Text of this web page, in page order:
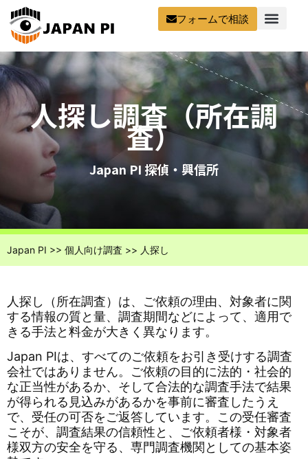
フォームで相談
人探し調査（所在調
査）
Japan PI 探偵・興信所
Japan PI >> 個人向け調査 >> 人探し
人探し（所在調査）は、ご依頼の理由、対象者に関
する情報の質と量、調査期間などによって、適用で
きる手法と料金が大きく異なります。
Japan PIは、すべてのご依頼をお引き受けする調査
会社ではありません。ご依頼の目的に法的・社会的
な正当性があるか、そして合法的な調査手法で結果
が得られる見込みがあるかを事前に審査したうえ
で、受任の可否をご返答しています。この受任審査
こそが、調査結果の信頼性と、ご依頼者様・対象者
様双方の安全を守る、専門調査機関としての基本姿